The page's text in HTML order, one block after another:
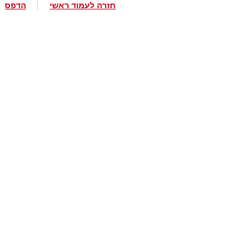
חזרה לעמוד ראשי הדפס